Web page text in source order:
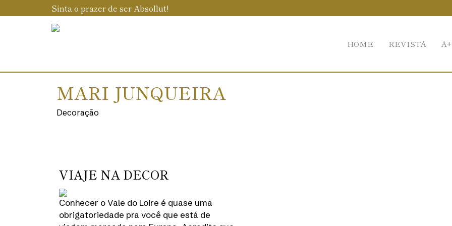
Sinta o prazer de ser Absollut!
HOME REVISTA
MARI JUNQUEIRA
Decoração
VIAJE NA DECOR
Conhecer o Vale do Loire é quase uma
obrigatoriedade pra você que está de